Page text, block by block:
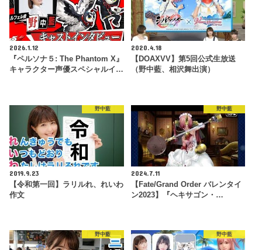
2026.1.12
『ペルソナ５: The Phantom X』
キャラクター声優スペシャルイ…
2020.4.18
【DOAXVV】第5回公式生放送
（野中藍、相沢舞出演）
野中藍
2019.9.23
【令和第一回】ラリルれ、れいわ
作文
野中藍
2024.7.11
【Fate/Grand Order バレンタイ
ン2023】『ヘキサゴン・…
野中藍 野中藍